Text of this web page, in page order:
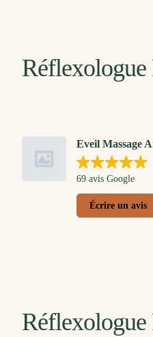
Eveil Massage
69 avis Google
Écrire un avis
Un très bon moment
loulou. Anna nous a
expliqué les gestes pour
respectant ses envies et
Réflexologue